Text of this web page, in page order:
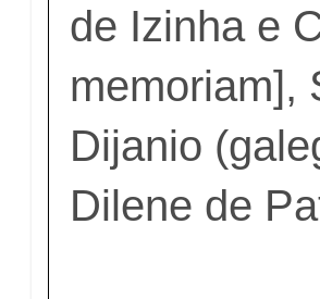
de Izinha e
memoriam],
Dijanio
Dilene de